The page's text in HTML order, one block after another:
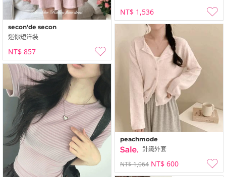
NT$ 1,536
secon'de secon
迷你短洋裝
NT$ 857
peachmode
針織外套
NT$ 1,064 NT$ 600